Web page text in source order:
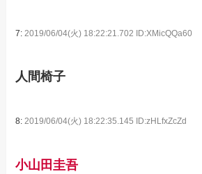
7: 2019/06/04(火) 18:22:21.702 ID:XMicQQa60
人間椅子
8:2019/06/04(火) 18:22:35.145 ID:zHLfxZcZd
小山田圭吾